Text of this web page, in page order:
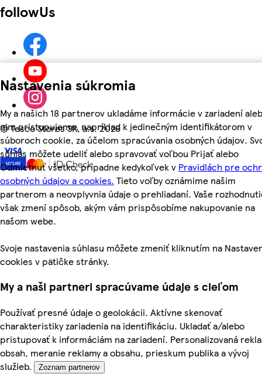
Nastavenia súkromia
My a našich 18 partnerov ukladáme informácie v zariadení
nim pristupujeme, napríklad k jedinečným identifikátorom v
súboroch cookie, za účelom spracúvania osobných údajov.
súhlas môžete udeliť alebo spravovať voľbou Prijať alebo
Odmietnuť všetko, prípadne kedykoľvek v Pravidlách pre
osobných údajov a cookies. Tieto voľby oznámime našim
partnerom a neovplyvnia údaje o prehliadaní. Vaše
však zmení spôsob, akým vám prispôsobíme nakupovanie na
našom webe.
Svoje nastavenia súhlasu môžete zmeniť kliknutím na
cookies v pätičke stránky.
My a naši partneri spracúvame údaje s cieľom
Používať presné údaje o geolokácii. Aktívne skenovať
charakteristiky zariadenia na identifikáciu. Ukladať a/alebo
pristupovať k informáciám na zariadení. Personalizovaná
obsah, meranie reklamy a obsahu, prieskum publika a vývoj
služieb.
Zoznam partnerov
followUs
©Tesco Stores SR, a.s. 2026